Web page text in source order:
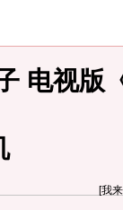
电视版
[我